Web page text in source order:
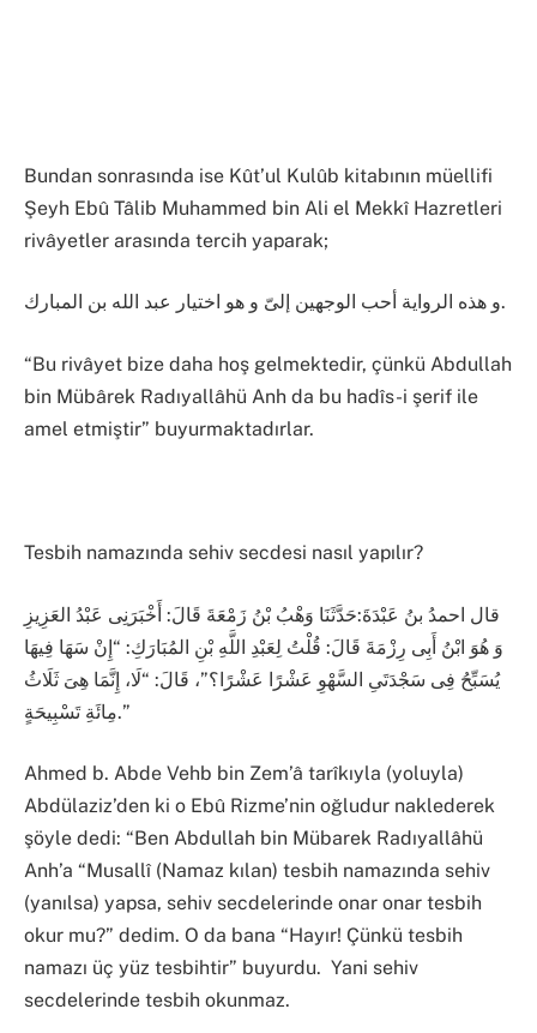
Bundan sonrasında ise Kût’ul Kulûb kitabının müellifi
Şeyh Ebû Tâlib Muhammed bin Ali el Mekkî Hazretleri
rivâyetler arasında tercih yaparak;
و هذه الرواية أحب الوجهين إلىّ و هو اختيار عبد الله بن المبارك.
“Bu rivâyet bize daha hoş gelmektedir, çünkü Abdullah
bin Mübârek Radıyallâhü Anh da bu hadîs-i şerif ile
amel etmiştir” buyurmaktadırlar.
Tesbih namazında sehiv secdesi nasıl yapılır?
قال احمدُ بنُ عَبْدَةَ:حَدَّثَنَا وَهْبُ بْنُ زَمْعَةَ قَالَ: أَخْبَرَنِى عَبْدُ العَزِيزِ
وَ هُوَ ابْنُ أَبِى رِزْمَةَ قَالَ: قُلْتُ لِعَبْدِ اللَّهِ بْنِ المُبَارَكِ: “إِنْ سَهَا فِيهَا
يُسَبِّحُ فِى سَجْدَتَىِ السَّهْوِ عَشْرًا عَشْرًا؟”، قَالَ: “لَا، إِنَّمَا هِىَ ثَلَاثُ
مِائَةِ تَسْبِيحَةٍ.”
Ahmed b. Abde Vehb bin Zem’â tarîkıyla (yoluyla)
Abdülaziz’den ki o Ebû Rizme’nin oğludur naklederek
şöyle dedi: “Ben Abdullah bin Mübarek Radıyallâhü
Anh’a “Musallî (Namaz kılan) tesbih namazında sehiv
(yanılsa) yapsa, sehiv secdelerinde onar onar tesbih
okur mu?” dedim. O da bana “Hayır! Çünkü tesbih
namazı üç yüz tesbihtir” buyurdu. Yani sehiv
secdelerinde tesbih okunmaz.